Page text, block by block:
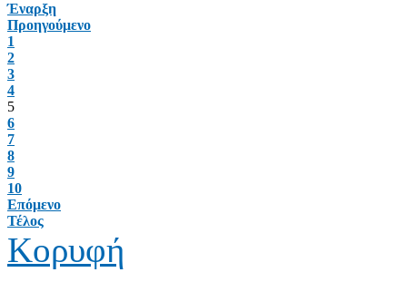
Έναρξη
Προηγούμενο
1
2
3
4
5
6
7
8
9
10
Επόμενο
Τέλος
Κορυφή